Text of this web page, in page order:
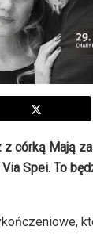
córką Mają
Spei. To